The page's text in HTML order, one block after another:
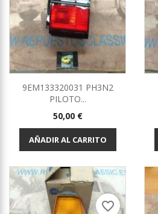
9EM133320031 PH3N2
PILOTO...
Precio
50,00 €
AÑADIR AL CARRITO
favorite_border